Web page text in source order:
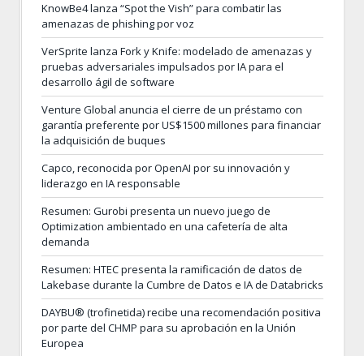
KnowBe4 lanza “Spot the Vish” para combatir las
amenazas de phishing por voz
VerSprite lanza Fork y Knife: modelado de amenazas y
pruebas adversariales impulsados por IA para el
desarrollo ágil de software
Venture Global anuncia el cierre de un préstamo con
garantía preferente por US$1500 millones para financiar
la adquisición de buques
Capco, reconocida por OpenAI por su innovación y
liderazgo en IA responsable
Resumen: Gurobi presenta un nuevo juego de
Optimization ambientado en una cafetería de alta
demanda
Resumen: HTEC presenta la ramificación de datos de
Lakebase durante la Cumbre de Datos e IA de Databricks
DAYBU® (trofinetida) recibe una recomendación positiva
por parte del CHMP para su aprobación en la Unión
Europea